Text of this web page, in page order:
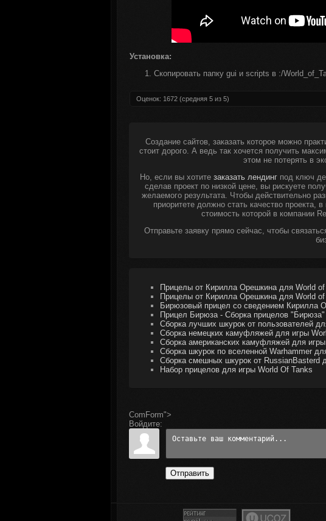
Установка:
Скопировать папку gui и scripts в :/
Оценок: 1672 (средняя 5 из 5)
Создание сайтов, заказать которое можно
стоит дорого. А ведь так хочется получить
этом не потерять в
Но, если вы хотите заказать лендингпод ключ
сделав проект по низкой цене, вы рискуете
желаемого результата. Чтобы действительно
приоритете должно стать качество проекта,
стоимость которой в компании
Отправьте заявку прямо сейчас, чтобы
Прицелы от Кирилла Орешкина для World
Прицелы от Кирилла Орешкина для World
Бирюзовый прицел со сведением Кирилла
Прицел Бирюза - Сборка прицелов
Сборка лучших шкурок от пользователей
Сборка немецких камуфляжей для игры
Сборка американских камуфляжей для
Сборка шкурок по вселенной Warhammer
Сборка смешных шкурок от RussianBasterd
Набор прицелов для игры World Of Tanks
ComForm">
Войдите:
Отправить